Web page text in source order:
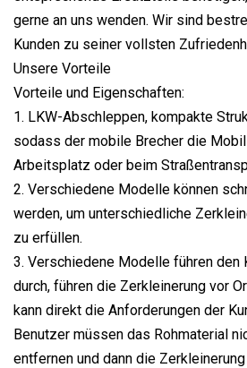
gerne an uns wenden. Wir sind
Kunden zu seiner vollsten
Unsere Vorteile
Vorteile und Eigenschaften:
1. LKW-Abschleppen, kompakte
sodass der mobile Brecher die
Arbeitsplatz oder beim
2. Verschiedene Modelle können
werden, um unterschiedliche
zu erfüllen.
3. Verschiedene Modelle führen den
durch, führen die Zerkleinerung vor
kann direkt die Anforderungen der
Benutzer müssen das Rohmaterial
entfernen und dann die